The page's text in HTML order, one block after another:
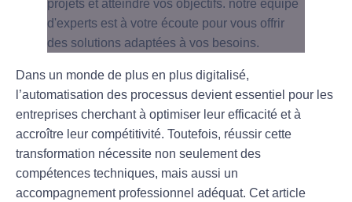
Dans un monde de plus en plus digitalisé,
l’automatisation des processus devient essentiel pour les
entreprises cherchant à optimiser leur efficacité et à
accroître leur compétitivité. Toutefois, réussir cette
transformation nécessite non seulement des
compétences techniques, mais aussi un
accompagnement professionnel adéquat. Cet article